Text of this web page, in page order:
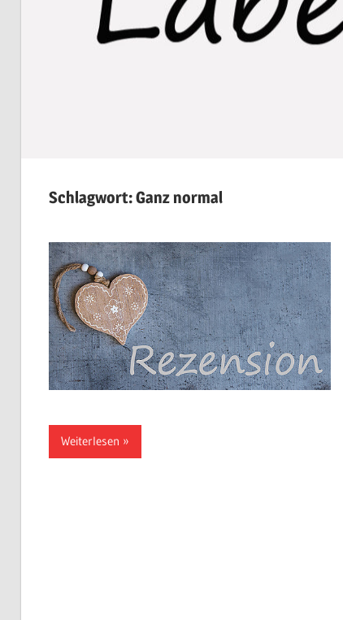
Schlagwort:Ganz normal
Weiterlesen